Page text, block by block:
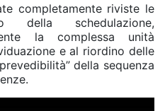
completamente riviste le
schedulazione,
la complessa unità
e al riordino delle
della sequenza